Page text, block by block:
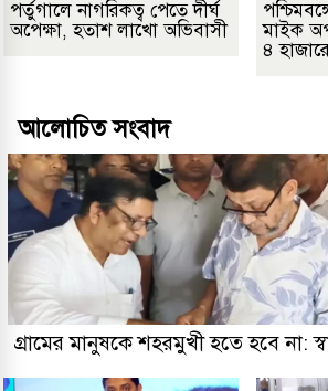
পর্তুগালে নাগরিকত্ব পেতে দীর্ঘ
অপেক্ষা, হতাশ লাখো অভিবাসী
মাইক
৪
আলোচিত সংবাদ
গ্রামের মানুষকে শহরমুখী হতে হবে না: